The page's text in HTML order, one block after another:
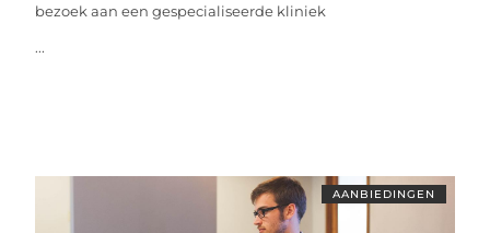
bezoek aan een gespecialiseerde kliniek
...
AANBIEDINGEN